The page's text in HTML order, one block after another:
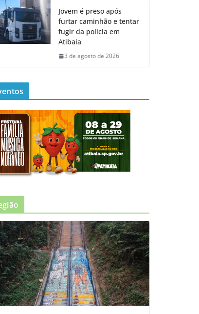
Jovem é preso após
furtar caminhão e tentar
fugir da polícia em
Atibaia
3 de agosto de 2026